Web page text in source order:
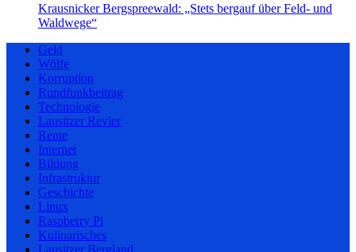
Krausnicker Bergspreewald: „Stets bergauf über Feld- und
Waldwege“
Geld
Wölfe
Korruption
Rundfunkbeitrag
Technologie
Lausitzer Revier
Rente
Internet
Bildung
Infrastruktur
Geschichte
Linux
Raspberry Pi
Kulinarisches
Lausitzer Bergland